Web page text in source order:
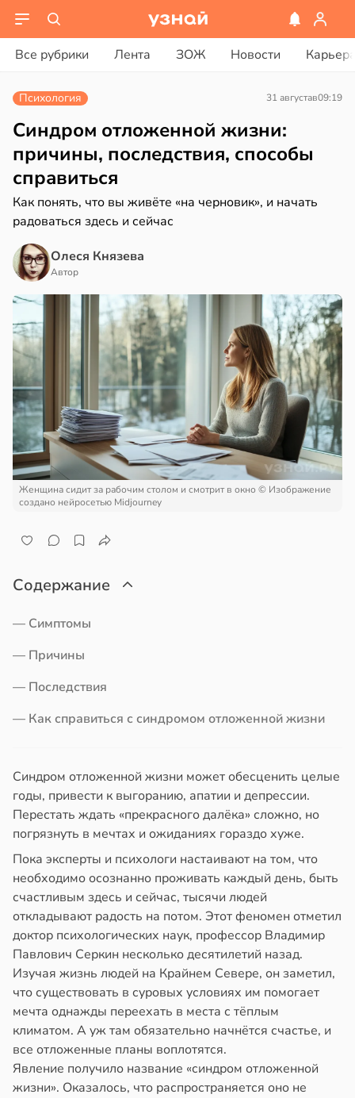
Все рубрики Лента ЗОЖ Новости
в19:49
в13:55
в21:42
в20:58
в13:38
Психология 31 августав09:19
Синдром отложенной жизни:
причины, последствия, способы
справиться
Как понять, что вы живёте «на черновик», и начать
радоваться здесь и сейчас
Олеся Князева
Автор
Женщина сидит за рабочим столом и смотрит в окно © Изображение
создано нейросетью Midjourney
Содержание
— Симптомы
— Причины
— Последствия
— Как справиться с синдромом отложенной жизни
Синдром отложенной жизни может обесценить целые
годы, привести к выгоранию, апатии и депрессии.
Перестать ждать «прекрасного далёка» сложно, но
погрязнуть в мечтах и ожиданиях гораздо хуже.
Пока эксперты и психологи настаивают на том, что
необходимо осознанно проживать каждый день, быть
счастливым здесь и сейчас, тысячи людей
откладывают радость на потом. Этот феномен отметил
доктор психологических наук, профессор Владимир
Павлович Серкин несколько десятилетий назад.
Изучая жизнь людей на Крайнем Севере, он заметил,
что существовать в суровых условиях им помогает
мечта однажды переехать в места с тёплым
климатом. А уж там обязательно начнётся счастье, и
все отложенные планы воплотятся.
Явление получило название «синдром отложенной
жизни». Оказалось, что распространяется оно не
19:27
17:21
17:40